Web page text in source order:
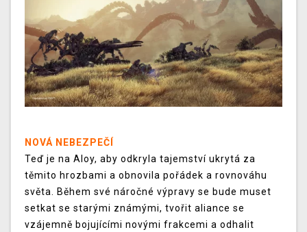
NOVÁ NEBEZPEČÍ
Teď je na Aloy, aby odkryla tajemství ukrytá za
těmito hrozbami a obnovila pořádek a rovnováhu
světa. Během své náročné výpravy se bude muset
setkat se starými známými, tvořit aliance se
vzájemně bojujícími novými frakcemi a odhalit